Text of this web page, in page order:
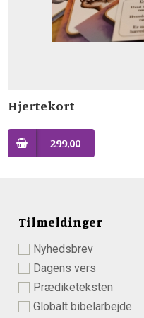
Hjertekort
299,00
Tilmeldinger
Nyhedsbrev
Dagens vers
Prædiketeksten
Globalt bibelarbejde